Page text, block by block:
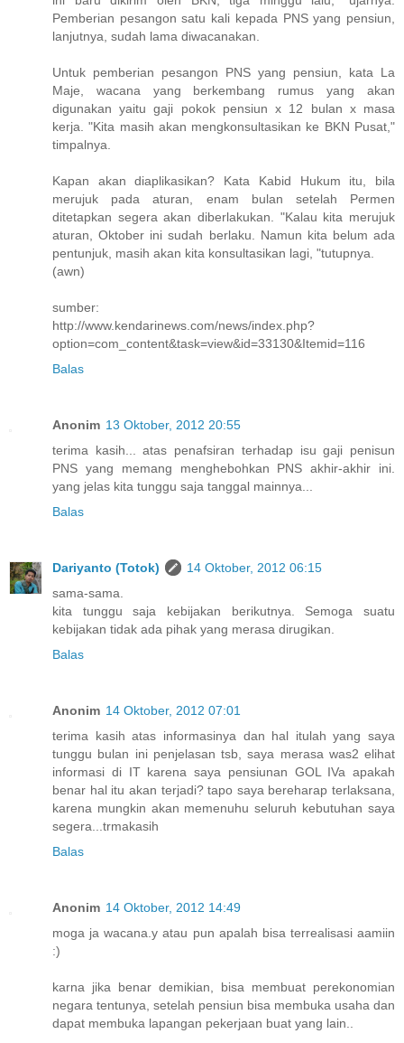
Pemberian pesangon satu kali kepada PNS yang pensiun,
lanjutnya, sudah lama diwacanakan.
Untuk pemberian pesangon PNS yang pensiun, kata La
Maje, wacana yang berkembang rumus yang akan
digunakan yaitu gaji pokok pensiun x 12 bulan x masa
kerja. "Kita masih akan mengkonsultasikan ke BKN Pusat,"
timpalnya.
Kapan akan diaplikasikan? Kata Kabid Hukum itu, bila
merujuk pada aturan, enam bulan setelah Permen
ditetapkan segera akan diberlakukan. "Kalau kita merujuk
aturan, Oktober ini sudah berlaku. Namun kita belum ada
pentunjuk, masih akan kita konsultasikan lagi, "tutupnya.
(awn)
sumber:
http://www.kendarinews.com/news/index.php?
option=com_content&task=view&id=33130&Itemid=116
Balas
Anonim 13 Oktober, 2012 20:55
terima kasih... atas penafsiran terhadap isu gaji penisun
PNS yang memang menghebohkan PNS akhir-akhir ini.
yang jelas kita tunggu saja tanggal mainnya...
Balas
Dariyanto (Totok)
14 Oktober, 2012 06:15
sama-sama.
kita tunggu saja kebijakan berikutnya. Semoga suatu
kebijakan tidak ada pihak yang merasa dirugikan.
Balas
Anonim 14 Oktober, 2012 07:01
terima kasih atas informasinya dan hal itulah yang saya
tunggu bulan ini penjelasan tsb, saya merasa was2 elihat
informasi di IT karena saya pensiunan GOL IVa apakah
benar hal itu akan terjadi? tapo saya bereharap terlaksana,
karena mungkin akan memenuhu seluruh kebutuhan saya
segera...trmakasih
Balas
Anonim 14 Oktober, 2012 14:49
moga ja wacana.y atau pun apalah bisa terrealisasi aamiin
:)
karna jika benar demikian, bisa membuat perekonomian
negara tentunya, setelah pensiun bisa membuka usaha dan
dapat membuka lapangan pekerjaan buat yang lain..